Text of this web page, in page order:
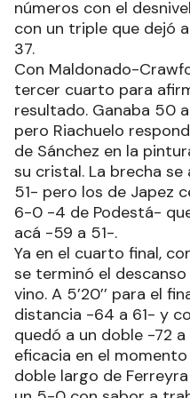
números con el
con un triple que dejó
37.
Con Maldonado-
tercer cuarto para
resultado. Ganaba 50
pero Riachuelo
de Sánchez en la
su cristal. La brecha
51- pero los de Japez
6-0 -4 de Podestá-
acá -59 a 51-.
Ya en el cuarto final,
se terminó el
vino. A 5’20’’ para el
distancia -64 a 61- y
quedó a un doble -72
eficacia en el
doble largo de